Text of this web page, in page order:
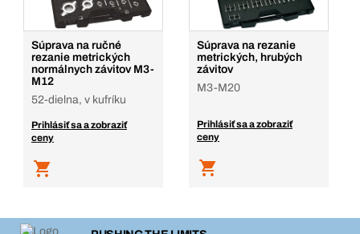
Súprava na ručné
rezanie metrických
normálnych závitov M3-
M12
52-dielna, v kufríku
Prihlásiť sa a zobraziť
ceny
Súprava na rezanie
metrických, hrubých
závitov
M3-M20
Prihlásiť sa a zobraziť
ceny